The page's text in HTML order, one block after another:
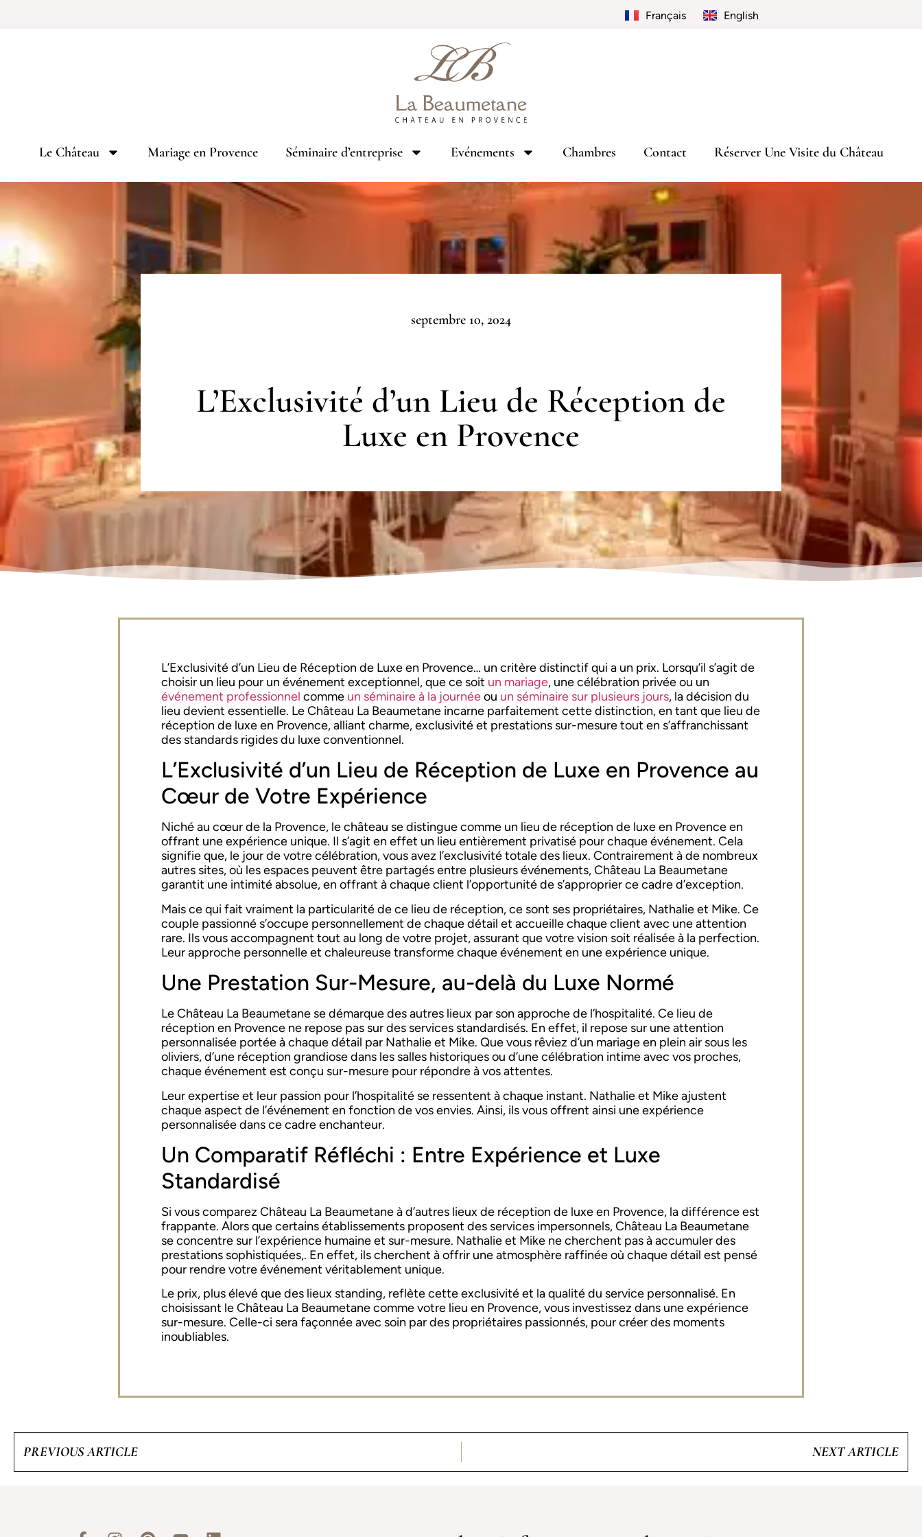
Français English
Le Château Mariage en Provence Séminaire d’entreprise Evénements Chambres Contact Réserver Une Visite du Château
septembre 10, 2024
L’Exclusivité d’un Lieu de Réception de
Luxe en Provence
L’Exclusivité d’un Lieu de Réception de Luxe en Provence… un critère distinctif qui a un prix. Lorsqu’il s’agit de
choisir un lieu pour un événement exceptionnel, que ce soit un mariage, une célébration privée ou un
événement professionnel comme un séminaire à la journéeou un séminaire sur plusieurs jours, la décision du
lieu devient essentielle. Le Château La Beaumetane incarne parfaitement cette distinction, en tant que lieu de
réception de luxe en Provence, alliant charme, exclusivité et prestations sur-mesure tout en s’affranchissant
des standards rigides du luxe conventionnel.
L’Exclusivité d’un Lieu de Réception de Luxe en Provence au
Cœur de Votre Expérience
Niché au cœur de la Provence, le château se distingue comme un lieu de réception de luxe en Provence en
offrant une expérience unique. Il s’agit en effet un lieu entièrement privatisé pour chaque événement. Cela
signifie que, le jour de votre célébration, vous avez l’exclusivité totale des lieux. Contrairement à de nombreux
autres sites, où les espaces peuvent être partagés entre plusieurs événements, Château La Beaumetane
garantit une intimité absolue, en offrant à chaque client l’opportunité de s’approprier ce cadre d’exception.
Mais ce qui fait vraiment la particularité de ce lieu de réception, ce sont ses propriétaires, Nathalie et Mike. Ce
couple passionné s’occupe personnellement de chaque détail et accueille chaque client avec une attention
rare. Ils vous accompagnent tout au long de votre projet, assurant que votre vision soit réalisée à la perfection.
Leur approche personnelle et chaleureuse transforme chaque événement en une expérience unique.
Une Prestation Sur-Mesure, au-delà du Luxe Normé
Le Château La Beaumetane se démarque des autres lieux par son approche de l’hospitalité. Ce lieu de
réception en Provence ne repose pas sur des services standardisés. En effet, il repose sur une attention
personnalisée portée à chaque détail par Nathalie et Mike. Que vous rêviez d’un mariage en plein air sous les
oliviers, d’une réception grandiose dans les salles historiques ou d’une célébration intime avec vos proches,
chaque événement est conçu sur-mesure pour répondre à vos attentes.
Leur expertise et leur passion pour l’hospitalité se ressentent à chaque instant. Nathalie et Mike ajustent
chaque aspect de l’événement en fonction de vos envies. Ainsi, ils vous offrent ainsi une expérience
personnalisée dans ce cadre enchanteur.
Un Comparatif Réfléchi : Entre Expérience et Luxe
Standardisé
Si vous comparez Château La Beaumetane à d’autres lieux de réception de luxe en Provence, la différence est
frappante. Alors que certains établissements proposent des services impersonnels, Château La Beaumetane
se concentre sur l’expérience humaine et sur-mesure. Nathalie et Mike ne cherchent pas à accumuler des
prestations sophistiquées,. En effet, ils cherchent à offrir une atmosphère raffinée où chaque détail est pensé
pour rendre votre événement véritablement unique.
Le prix, plus élevé que des lieux standing, reflète cette exclusivité et la qualité du service personnalisé. En
choisissant le Château La Beaumetane comme votre lieu en Provence, vous investissez dans une expérience
sur-mesure. Celle-ci sera façonnée avec soin par des propriétaires passionnés, pour créer des moments
inoubliables.
PREVIOUS ARTICLE NEXT ARTICLE